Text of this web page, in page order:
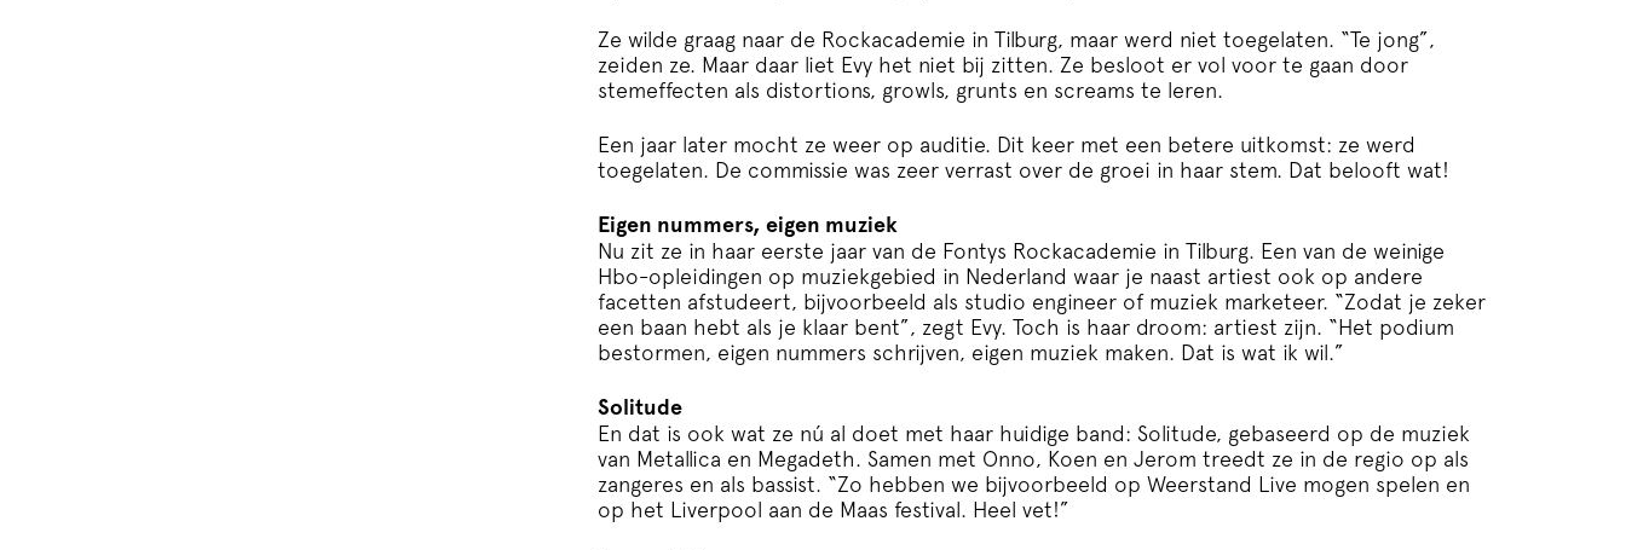
Ze wilde graag naar de Rockacademie in Tilburg, maar werd niet toegelaten. “Te jong”,
zeiden ze. Maar daar liet Evy het niet bij zitten. Ze besloot er vol voor te gaan door
stemeffecten als distortions, growls, grunts en screams te leren.
Een jaar later mocht ze weer op auditie. Dit keer met een betere uitkomst: ze werd
toegelaten. De commissie was zeer verrast over de groei in haar stem. Dat belooft wat!
Eigen nummers, eigen muziek
Nu zit ze in haar eerste jaar van de Fontys Rockacademie in Tilburg. Een van de weinige
Hbo-opleidingen op muziekgebied in Nederland waar je naast artiest ook op andere
facetten afstudeert, bijvoorbeeld als studio engineer of muziek marketeer. “Zodat je zeker
een baan hebt als je klaar bent”, zegt Evy. Toch is haar droom: artiest zijn. “Het podium
bestormen, eigen nummers schrijven, eigen muziek maken. Dat is wat ik wil.”
Solitude
En dat is ook wat ze nú al doet met haar huidige band: Solitude, gebaseerd op de muziek
van Metallica en Megadeth. Samen met Onno, Koen en Jerom treedt ze in de regio op als
zangeres en als bassist. “Zo hebben we bijvoorbeeld op Weerstand Live mogen spelen en
op het Liverpool aan de Maas festival. Heel vet!”